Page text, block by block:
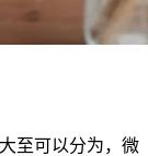
至可以分为，微